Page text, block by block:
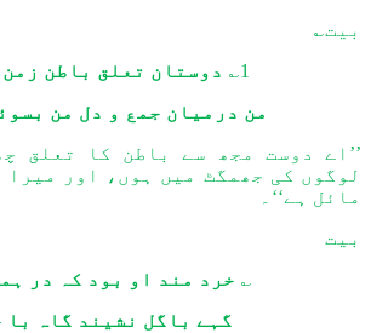
بیت؎
1؎
دوستان تعلق باطن
من درمیان جمع و دل من
’’اے دوست مجھ سے باطن کا تعلق
لوگوں کی جھمگٹ میں ہوں، اور
مائل ہے‘‘۔
بیت
؎ خرد مند او بود کہ در
گہے باگل نشیند گاہ با